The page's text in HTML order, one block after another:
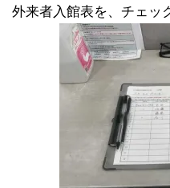
外来者入館表を、チェッ